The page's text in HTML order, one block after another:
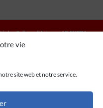
vie
site web et notre service.